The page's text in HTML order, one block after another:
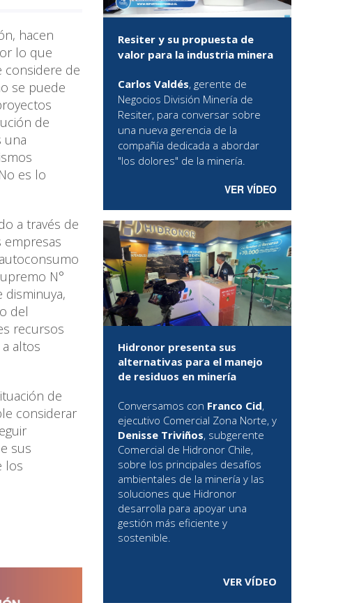
hacen
lo que
considere de
se puede
de
una
es lo
a través de
empresas
N°
del
recursos
altos
de
considerar
sus
los
Resiter y su propuesta de
valor para la industria minera
Carlos Valdés, gerente de
Negocios División Minería de
Resiter, para conversar sobre
una nueva gerencia de la
compañía dedicada a abordar
"los dolores" de la minería.
VER VÍDEO
Hidronor presenta sus
alternativas para el manejo
de residuos en minería
Conversamos con Franco Cid,
ejecutivo Comercial Zona Norte, y
Denisse Triviños, subgerente
Comercial de Hidronor Chile,
sobre los principales desafíos
ambientales de la minería y las
soluciones que Hidronor
desarrolla para apoyar una
gestión más eficiente y
sostenible.
VER VÍDEO